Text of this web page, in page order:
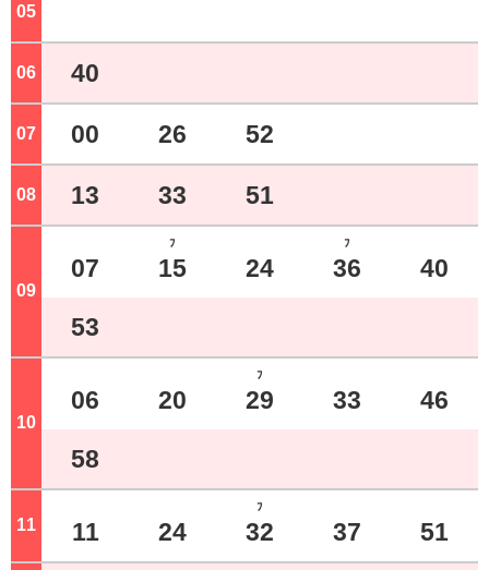
05
06 40
07 00 26 52
08 13 33 51
09
07
ﾌ
15 24
ﾌ
36 40
53
10
06 20
ﾌ
29 33 46
58
11 11 24
ﾌ
32 37 51